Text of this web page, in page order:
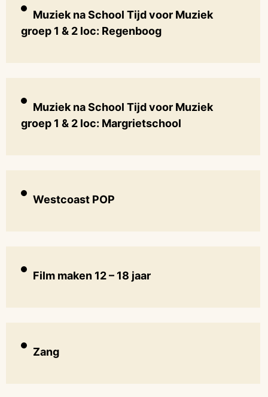
Muziek na School Tijd voor Muziek
groep 1 & 2 loc: Regenboog
Muziek na School Tijd voor Muziek
groep 1 & 2 loc: Margrietschool
Westcoast POP
Film maken 12 – 18 jaar
Zang